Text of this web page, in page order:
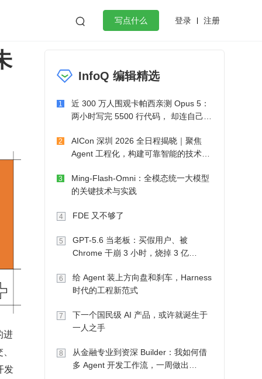
 写点什么 登录 注册
作
微服务架构 flutter
进
发
InfoQ 编辑精选
1
近 300 万人围观卡帕西亲测 Opus 5：
两小时写完 5500 行代码， 却连自己写
2
AICon 深圳 2026 全日程揭晓｜聚焦
Agent 工程化，构建可靠智能的技术路
3
Ming-Flash-Omni：全模态统一大模型
的关键技术与实践
4 FDE 又不够了
5
GPT-5.6 当老板：买假用户、被
Chrome 干崩 3 小时，烧掉 3 亿
6
给 Agent 装上方向盘和刹车，Harness
时代的工程新范式
7
下一个国民级 AI 产品，或许就诞生于
一人之手
8
从金融专业到资深 Builder：我如何借
多 Agent 开发工作流，一周做出